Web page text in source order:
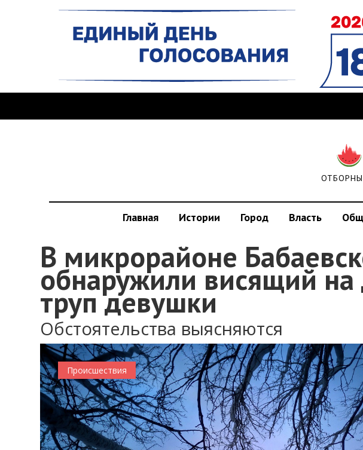
Главная Истории Город Власть
В микрорайоне
обнаружили висящий на
труп девушки
Обстоятельства выясняются
Происшествия